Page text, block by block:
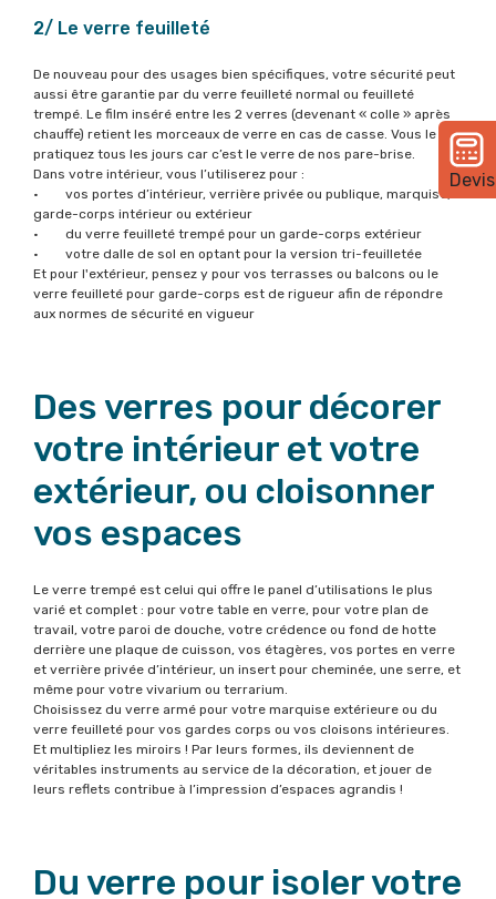
Devis
2/ Le verre feuilleté
De nouveau pour des usages bien spécifiques, votre sécurité peut
aussi être garantie par du verre feuilleté normal ou feuilleté
trempé. Le film inséré entre les 2 verres (devenant « colle » après
chauffe) retient les morceaux de verre en cas de casse. Vous le
pratiquez tous les jours car c’est le verre de nos pare-brise.
Dans votre intérieur, vous l’utiliserez pour :
• vos portes d’intérieur, verrière privée ou publique, marquise,
garde-corps intérieur ou extérieur
• du verre feuilleté trempé pour un garde-corps extérieur
• votre dalle de sol en optant pour la version tri-feuilletée
Et pour l'extérieur, pensez y pour vos terrasses ou balcons ou le
verre feuilleté pour garde-corps est de rigueur afin de répondre
aux normes de sécurité en vigueur
Des verres pour décorer
votre intérieur et votre
extérieur, ou cloisonner
vos espaces
Le verre trempé est celui qui offre le panel d’utilisations le plus
varié et complet : pour votre table en verre, pour votre plan de
travail, votre paroi de douche, votre crédence ou fond de hotte
derrière une plaque de cuisson, vos étagères, vos portes en verre
et verrière privée d’intérieur, un insert pour cheminée, une serre, et
même pour votre vivarium ou terrarium.
Choisissez du verre armé pour votre marquise extérieure ou du
verre feuilleté pour vos gardes corps ou vos cloisons intérieures.
Et multipliez les miroirs ! Par leurs formes, ils deviennent de
véritables instruments au service de la décoration, et jouer de
leurs reflets contribue à l’impression d’espaces agrandis !
Du verre pour isoler votre